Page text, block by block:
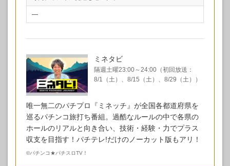
—
ミネタビ
隔週土曜23:00～24:00（初回放送：
8/1（土）、8/15（土）、8/29（土））
唯一無二のパチプロ『ミネッチ』が全国各都道府県を
巡るパチンコ旅打ち番組。過酷なルールの中で各県の
ホールのリアルと向き合い、技術・経験・力でプラス
収支を目指す！パチテレ!だけのノーカット版もアリ！
©パチンコ★パチスロTV！